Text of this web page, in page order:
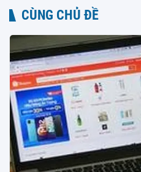
CÙNG CHỦ ĐỀ